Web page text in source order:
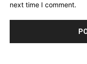
next time I comment.